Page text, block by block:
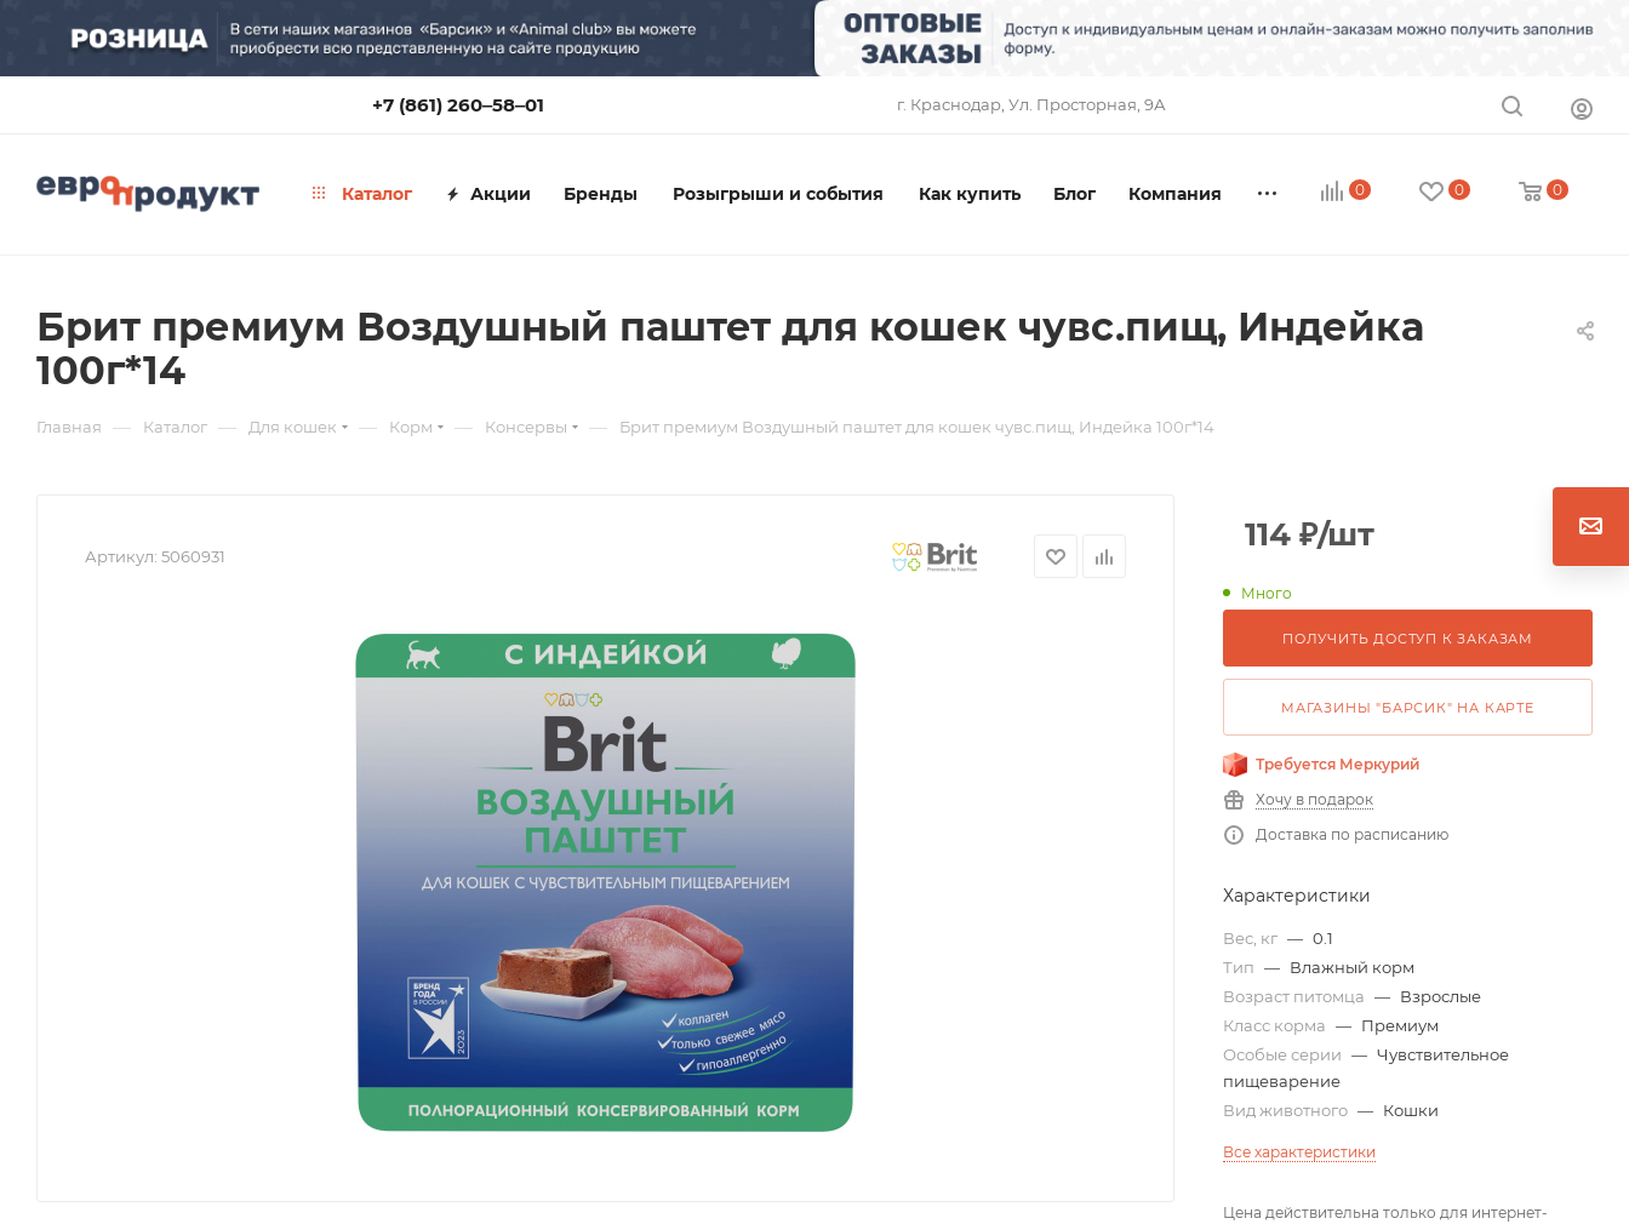
+7 (861) 260‒58‒01 г. Краснодар, ​Ул. Просторная, 9А
0 0 0
Каталог Акции Бренды Розыгрыши и события Как купить Блог Компания
Брит премиум Воздушный паштет для кошек чувс.пищ, Индейка
100г*14
Главная — Каталог — Для кошек — Корм — Консервы — Брит премиум Воздушный паштет для кошек чувс.пищ, Индейка 100г*14
Артикул: 5060931
114 ₽/шт
Много
ПОЛУЧИТЬ ДОСТУП К ЗАКАЗАМ
МАГАЗИНЫ "БАРСИК" НА КАРТЕ
Требуется Меркурий
Хочу в подарок
Доставка по расписанию
Характеристики
Вес, кг — 0.1
Тип — Влажный корм
Возраст питомца — Взрослые
Класс корма — Премиум
Особые серии — Чувствительное
пищеварение
Вид животного — Кошки
Все характеристики
Цена действительна только для интернет-